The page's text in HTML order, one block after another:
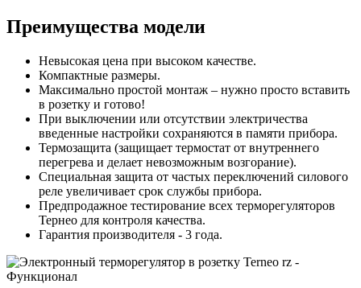
Преимущества модели
Невысокая цена при высоком качестве.
Компактные размеры.
Максимально простой монтаж – нужно просто вставить
в розетку и готово!
При выключении или отсутствии электричества
введенные настройки сохраняются в памяти прибора.
Термозащита (защищает термостат от внутреннего
перегрева и делает невозможным возгорание).
Специальная защита от частых переключений силового
реле увеличивает срок службы прибора.
Предпродажное тестирование всех терморегуляторов
Тернео для контроля качества.
Гарантия производителя - 3 года.